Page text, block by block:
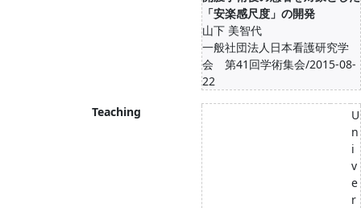
「安楽感尺度」の開発
山下 美智代
一般社団法人日本看護研究学
会 第41回学術集会/2015-08-
22
Teaching
U
n
i
v
e
r